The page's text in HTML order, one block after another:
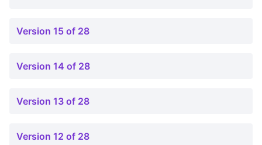
Version 15 of 28
Version 14 of 28
Version 13 of 28
Version 12 of 28